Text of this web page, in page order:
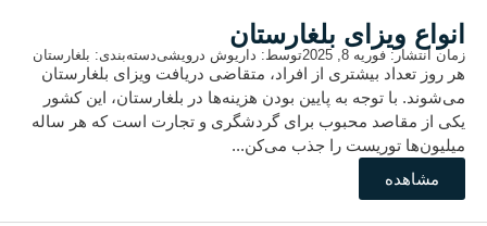
انواع ویزای بلغارستان
زمان انتشار: فوریه 8, 2025 توسط: داریوش درویشیدسته‌بندی: بلغارستان
هر روز تعداد بیشتری از افراد، متقاضی دریافت ویزای بلغارستان
می‌شوند. با توجه به پایین بودن هزینه‌ها در بلغارستان، این کشور
یکی از مقاصد محبوب برای گردشگری و تجارت است که هر ساله
میلیون‌ها توریست را جذب می‌کن...
مشاهده